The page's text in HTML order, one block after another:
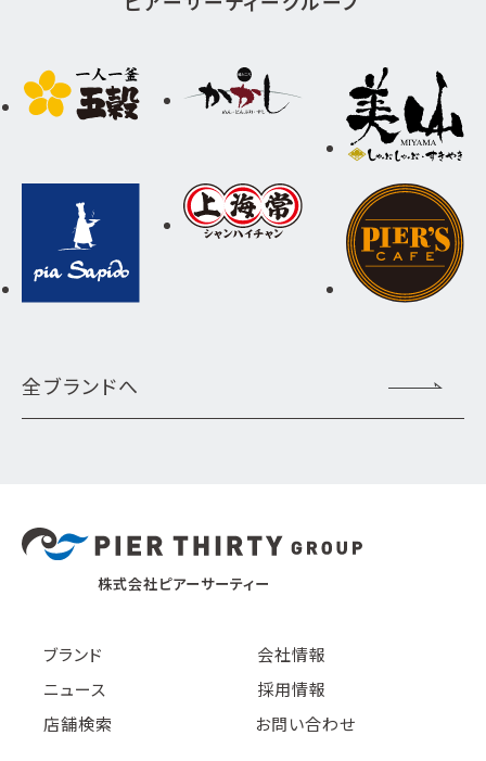
全ブランドへ
株式会社ピアーサーティー
ブランド
会社情報
ニュース
採用情報
店舗検索
お問い合わせ